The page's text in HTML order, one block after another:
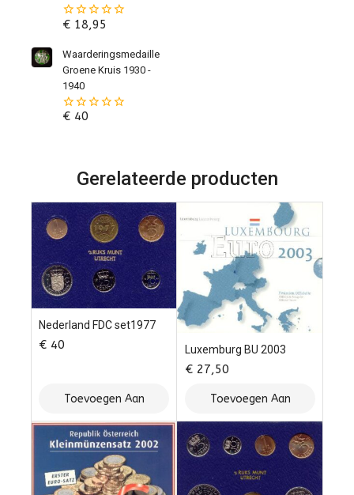
0
de
€18,95
Waarderingsmedaille
Groene Kruis 1930 -
1940
0
€40
Gerelateerde producten
Nederland FDC set1977
€ 40
Toevoegen Aan
Winkelwagen
Luxemburg BU 2003
€ 27,50
Toevoegen Aan
Winkelwagen